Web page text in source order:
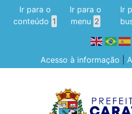
Ir para o
conteúdo 1
Ir para o
menu 2
Ir
Acesso à informação